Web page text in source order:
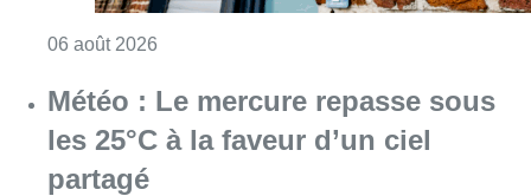
06 août 2026
Météo : Le mercure repasse sous
les 25°C à la faveur d’un ciel
partagé